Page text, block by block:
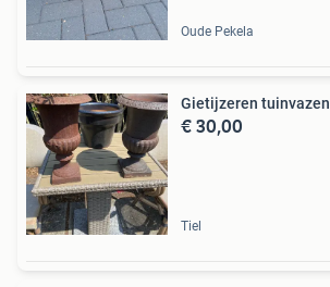
Oude Pekela
Gietijzeren tuinvazen
€ 30,00
Tiel